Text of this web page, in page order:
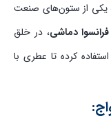
یکی از ستون‌های صنعت
فرانسوا دماشی، در خلق
کرده تا عطری با